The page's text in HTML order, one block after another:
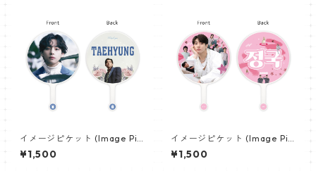
イメージピケット (Image Pic
ket) うちわ - ヴィ (V_12)
¥1,500
イメージピケット (Image Pic
ket) うちわ - ジョングク (JU
NGKOOK_21)
¥1,500